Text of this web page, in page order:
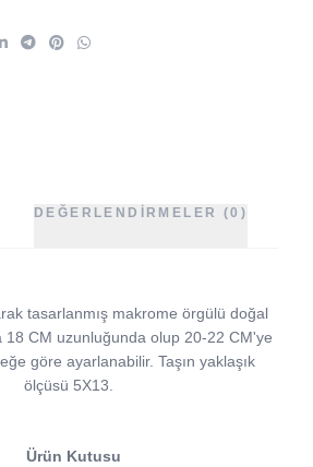
DEĞERLENDIRMELER (0)
tasarlanmış makrome örgülü doğal
18 CM uzunluğunda olup 20-22 CM'ye
göre ayarlanabilir. Taşın yaklaşık
ölçüsü 5X13.
Ürün Kutusu